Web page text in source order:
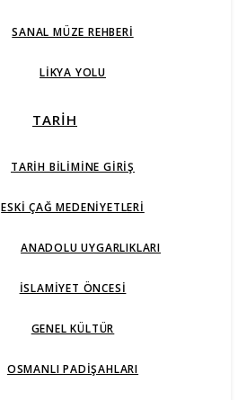
SANAL MÜZE REHBERI
LIKYA YOLU
TARİH
TARIH BILIMINE GIRIŞ
ESKI ÇAĞ MEDENIYETLERI
ANADOLU UYGARLIKLARI
İSLAMIYET ÖNCESI
GENEL KÜLTÜR
OSMANLI PADIŞAHLARI